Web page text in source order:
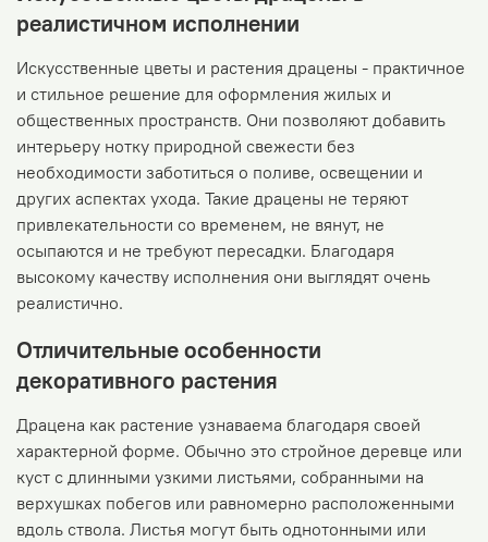
реалистичном исполнении
Искусственные цветы и растения драцены - практичное
и стильное решение для оформления жилых и
общественных пространств. Они позволяют добавить
интерьеру нотку природной свежести без
необходимости заботиться о поливе, освещении и
других аспектах ухода. Такие драцены не теряют
привлекательности со временем, не вянут, не
осыпаются и не требуют пересадки. Благодаря
высокому качеству исполнения они выглядят очень
реалистично.
Отличительные особенности
декоративного растения
Драцена как растение узнаваема благодаря своей
характерной форме. Обычно это стройное деревце или
куст с длинными узкими листьями, собранными на
верхушках побегов или равномерно расположенными
вдоль ствола. Листья могут быть однотонными или